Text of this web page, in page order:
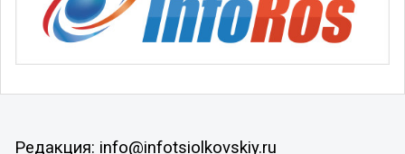
Редакция: info@infotsiolkovskiy.ru